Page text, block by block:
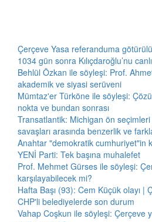
Çerçeve Yasa referanduma
1034 gün sonra Kılıçdaroğlu’nu
Behlül Özkan ile söyleşi: Prof.
akademik ve siyasi serüveni
Mümtaz'er Türköne ile söyleşi:
nokta ve bundan sonrası
Transatlantik: Michigan ön
savaşları arasında benzerlik ve
Anahtar "demokratik cumhuriyet"in
YENİ Parti: Tek başına muhalefet
Prof. Mehmet Gürses ile söyleşi:
karşılayabilecek mi?
Hafta Başı (93): Cem Küçük olayı |
CHP'li belediyelerde son durum
Vahap Coşkun ile söyleşi: Çerçeve